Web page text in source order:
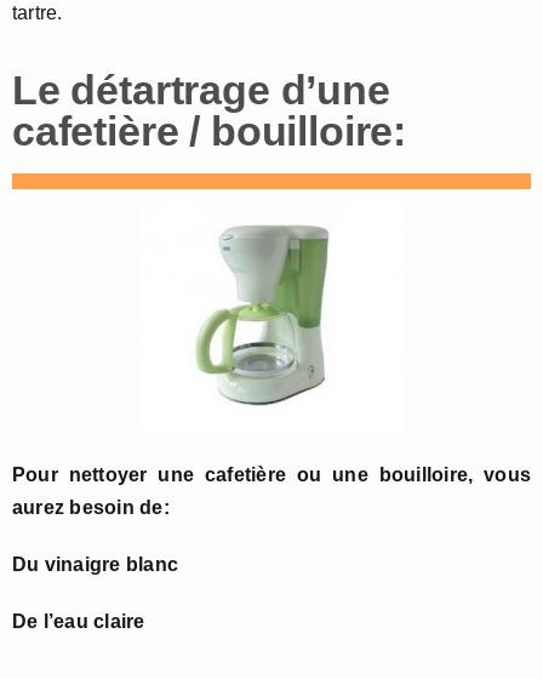
tartre.
Le détartrage d’une
cafetière / bouilloire:
Pour nettoyer une cafetière ou une bouilloire, vous
aurez besoin de:
Du vinaigre blanc
De l’eau claire